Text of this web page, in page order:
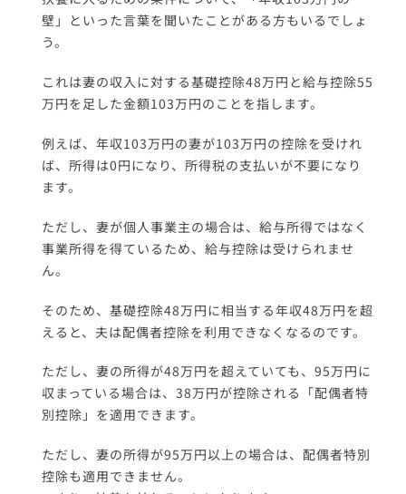
壁」といった言葉を聞いたことがある方もいるでしょ
う。
これは妻の収入に対する基礎控除48万円と給与控除55
万円を足した金額103万円のことを指します。
例えば、年収103万円の妻が103万円の控除を受けれ
ば、所得は0円になり、所得税の支払いが不要になり
ます。
ただし、妻が個人事業主の場合は、給与所得ではなく
事業所得を得ているため、給与控除は受けられませ
ん。
そのため、基礎控除48万円に相当する年収48万円を超
えると、夫は配偶者控除を利用できなくなるのです。
ただし、妻の所得が48万円を超えていても、95万円に
収まっている場合は、38万円が控除される「配偶者特
別控除」を適用できます。
ただし、妻の所得が95万円以上の場合は、配偶者特別
控除も適用できません。